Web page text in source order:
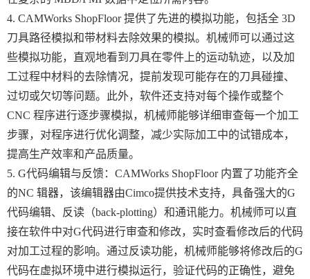
4. CAMWorks ShopFloor 提供了先进的模拟功能，包括全 3D
刀具路径模拟和带材料去除效果的模拟。机械师可以通过这
些模拟功能，直观地看到刀具在零件上的运动轨迹，以及加
工过程中材料的去除情况，提前发现可能存在的刀具碰撞、
过切或欠切等问题。此外，软件还支持对每个操作或整个
CNC 程序进行逐步骤模拟，机械师能够详细审查每一个加工
步骤，对程序进行优化调整，减少实际加工中的试错成本，
提高生产效率和产品质量。
5. G代码编辑与反馈：CAMWorks ShopFloor 内置了功能齐全
的NC 辑器，该编辑器由Cimco提供技术支持，具备强大的G
代码编辑、反读（back-plotting）和通讯能力。机械师可以直
接在软件中对G代码进行审查和修改，实时查看修改后的代码
对加工过程的影响。通过反读功能，机械师能够将修改后的G
代码在虚拟环境中进行模拟运行，验证代码的正确性，避免